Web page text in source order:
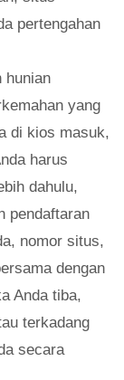
pertengahan
hunian
yang
di kios masuk,
harus
dahulu,
pendaftaran
nomor situs,
dengan
Anda tiba,
terkadang
secara